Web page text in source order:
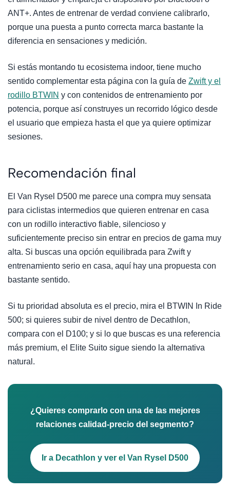
ANT+. Antes de entrenar de verdad conviene calibrarlo,
porque una puesta a punto correcta marca bastante la
diferencia en sensaciones y medición.
Si estás montando tu ecosistema indoor, tiene mucho
sentido complementar esta página con la guía de Zwift y el
rodillo BTWIN y con contenidos de entrenamiento por
potencia, porque así construyes un recorrido lógico desde
el usuario que empieza hasta el que ya quiere optimizar
sesiones.
Recomendación final
El Van Rysel D500 me parece una compra muy sensata
para ciclistas intermedios que quieren entrenar en casa
con un rodillo interactivo fiable, silencioso y
suficientemente preciso sin entrar en precios de gama muy
alta. Si buscas una opción equilibrada para Zwift y
entrenamiento serio en casa, aquí hay una propuesta con
bastante sentido.
Si tu prioridad absoluta es el precio, mira el BTWIN In Ride
500; si quieres subir de nivel dentro de Decathlon,
compara con el D100; y si lo que buscas es una referencia
más premium, el Elite Suito sigue siendo la alternativa
natural.
¿Quieres comprarlo con una de las mejores
relaciones calidad-precio del segmento?
Ir a Decathlon y ver el Van Rysel D500